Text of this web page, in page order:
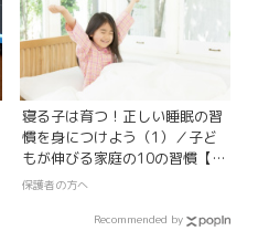
寝る子は育つ！正しい睡眠の習
慣を身につけよう（1）／子ど
もが伸びる家庭の10の習慣【第
1回】
保護者の方へ
Recommended by